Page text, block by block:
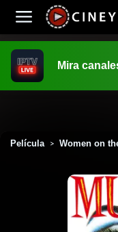
Mira
Película > Women on